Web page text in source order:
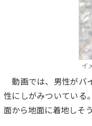
イ
動画では、男性がバ
性にしがみついている
面から地面に着地しそ